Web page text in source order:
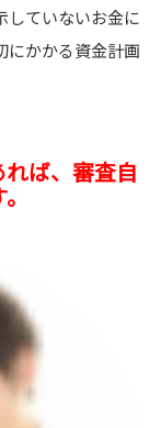
していないお金に
にかかる資金計画
ば、審査自